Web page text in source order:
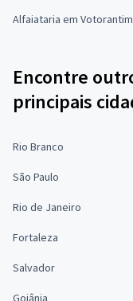
Alfaiataria em Votorantim
Encontre
principais
Rio Branco
São Paulo
Rio de Janeiro
Fortaleza
Salvador
Goiânia